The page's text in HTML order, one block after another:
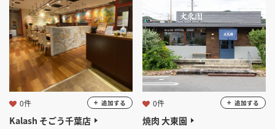
Kalash そごう千葉店
0件 追加する
焼肉 大東園
0件 追加する